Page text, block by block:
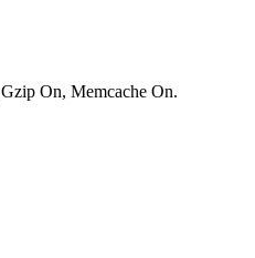
On, Memcache On.